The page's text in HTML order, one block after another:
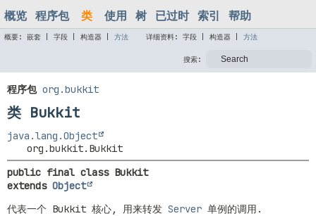
概览 程序包 类 使用 树 已过时 索引 帮助
概要: 嵌套 | 字段 | 构造器 | 方法 详细资料: 字段 | 构造器 | 方法
搜索:
程序包 org.bukkit
类 Bukkit
java.lang.Object
org.bukkit.Bukkit
public final class Bukkit
extends Object
代表一个 Bukkit 核心, 用来转发 Server 单例的调用.